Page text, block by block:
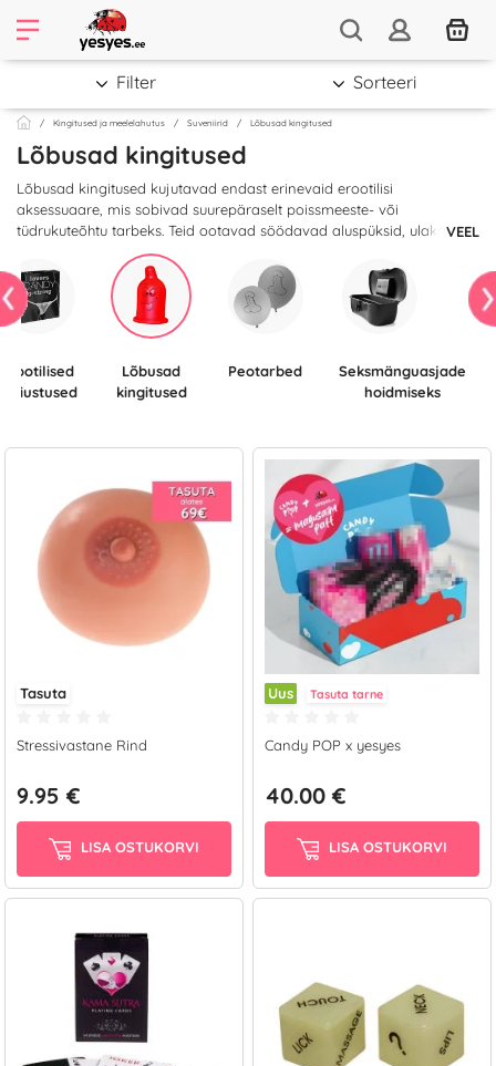
Kingitused ja meelelahutus Suveniirid Lõbusad kingitused
Filter Sorteeri
Lõbusad kingitused
Lõbusad kingitused kujutavad endast erinevaid erootilisi
aksessuaare, mis sobivad suurepäraselt poissmeeste- või
tüdrukuteõhtu tarbeks. Teid ootavad söödavad aluspüksid, ulakad
pehmed mänguasjad, mängukaardid seksikate naistega ja muud
originaalset - leia vaid see õige, mis kõige paremini vajalikku
eesmärki täidab.
VEEL
Lõbusad
kingitused
Peotarbed
Seksmänguasjade
hoidmiseks
Tasuta
Stressivastane Rind
9.95 €
LISA OSTUKORVI
Uus Tasuta tarne
Candy POP x yesyes
40.00 €
LISA OSTUKORVI